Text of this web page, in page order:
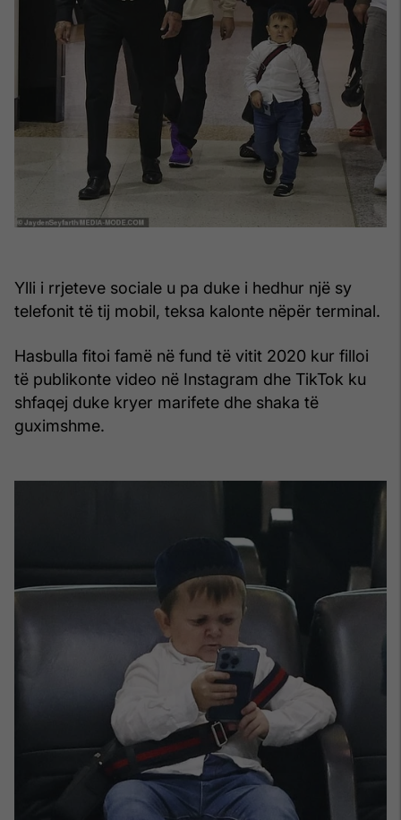
Ylli i rrjeteve sociale u pa duke i hedhur një sy
telefonit të tij mobil, teksa kalonte nëpër terminal.
Hasbulla fitoi famë në fund të vitit 2020 kur filloi
të publikonte video në Instagram dhe TikTok ku
shfaqej duke kryer marifete dhe shaka të
guximshme.